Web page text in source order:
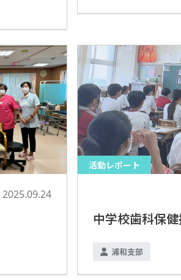
2025.09.24
活動レポート
中学校歯科保健
浦和支部